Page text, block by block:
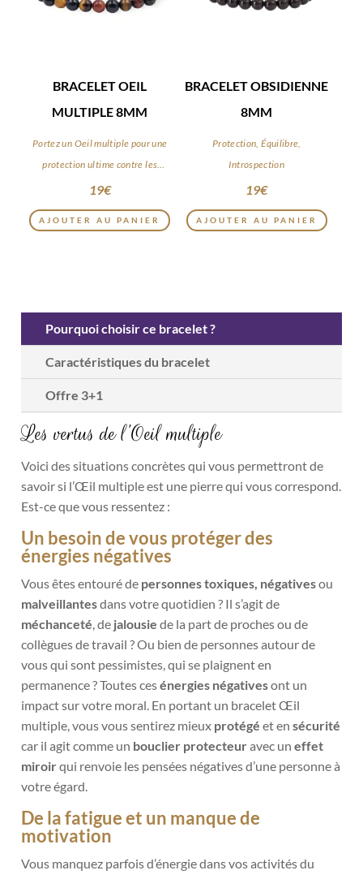
BRACELET OEIL
MULTIPLE 8MM
Portez un Oeil multiple pour une
protection ultime contre les
énergies négatives
19€
AJOUTER AU PANIER
BRACELET OBSIDIENNE
8MM
Protection, Équilibre,
Introspection
19€
AJOUTER AU PANIER
Pourquoi choisir ce bracelet ?
Caractéristiques du bracelet
Offre 3+1
Les vertus de l’Oeil multiple
Voici des situations concrètes qui vous permettront de
savoir si l’Œil multiple est une pierre qui vous correspond.
Est-ce que vous ressentez :
Un besoin de vous protéger des
énergies négatives
Vous êtes entouré de personnes toxiques, négativesou
malveillantesdans votre quotidien ? Il s’agit de
méchanceté, de jalousie de la part de proches ou de
collègues de travail ? Ou bien de personnes autour de
vous qui sont pessimistes, qui se plaignent en
permanence ? Toutes cesénergies négativesont un
impact sur votre moral. En portant un bracelet Œil
multiple, vous vous sentirez mieux protégé et ensécurité
car il agit comme un bouclier protecteuravec uneffet
miroirqui renvoie les pensées négatives d’une personne à
votre égard.
De la fatigue et un manque de
motivation
Vous manquez parfois d’énergie dans vos activités du